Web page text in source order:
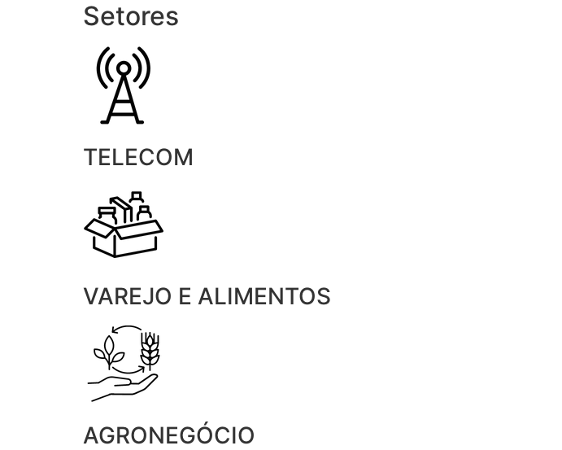
Setores
TELECOM
VAREJO E ALIMENTOS
AGRONEGÓCIO